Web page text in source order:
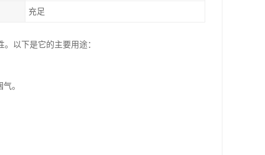
充足
以下是它的主要用途：
。